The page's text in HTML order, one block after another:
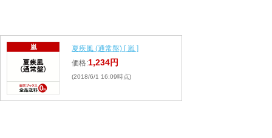
夏疾風 (通常盤) [ 嵐 ]
価格:1,234円
(2018/6/1 16:09時点)